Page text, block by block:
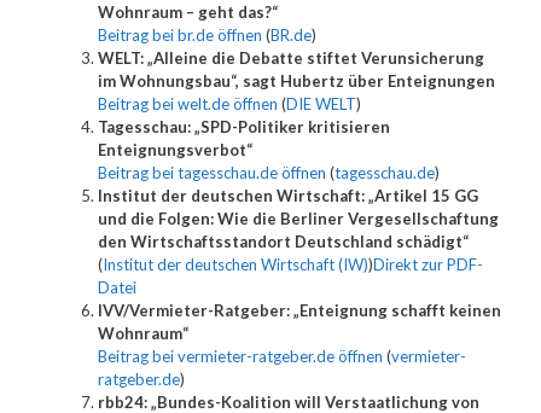
Wohnraum – geht das?“
Beitrag bei br.de öffnen (BR.de)
WELT: „Alleine die Debatte stiftet Verunsicherung
im Wohnungsbau“, sagt Hubertz über Enteignungen
Beitrag bei welt.de öffnen (DIE WELT)
Tagesschau: „SPD-Politiker kritisieren
Enteignungsverbot“
Beitrag bei tagesschau.de öffnen (tagesschau.de)
Institut der deutschen Wirtschaft: „Artikel 15 GG
und die Folgen: Wie die Berliner Vergesellschaftung
den Wirtschaftsstandort Deutschland schädigt“
(Institut der deutschen Wirtschaft (IW))Direkt zur PDF-
Datei
IVV/Vermieter-Ratgeber: „Enteignung schafft keinen
Wohnraum“
Beitrag bei vermieter-ratgeber.de öffnen (vermieter-
ratgeber.de)
rbb24: „Bundes-Koalition will Verstaatlichung von